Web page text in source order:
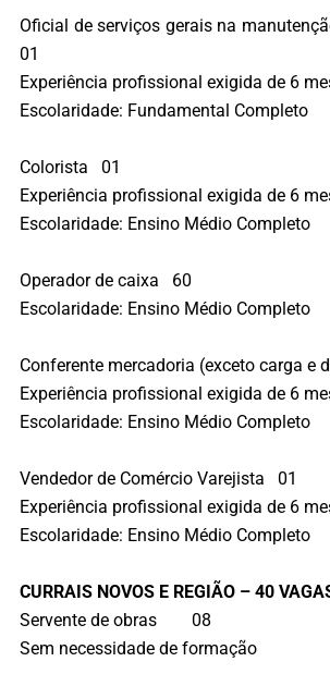
Oficial de serviços gerais na
01
Experiência profissional exigida de 6
Escolaridade: Fundamental Completo
Colorista 01
Experiência profissional exigida de 6
Escolaridade: Ensino Médio Completo
Operador de caixa 60
Escolaridade: Ensino Médio Completo
Conferente mercadoria (exceto carga
Experiência profissional exigida de 6
Escolaridade: Ensino Médio Completo
Vendedor de Comércio Varejista 01
Experiência profissional exigida de 6
Escolaridade: Ensino Médio Completo
CURRAIS NOVOS E REGIÃO – 40
Servente de obras 08
Sem necessidade de formação